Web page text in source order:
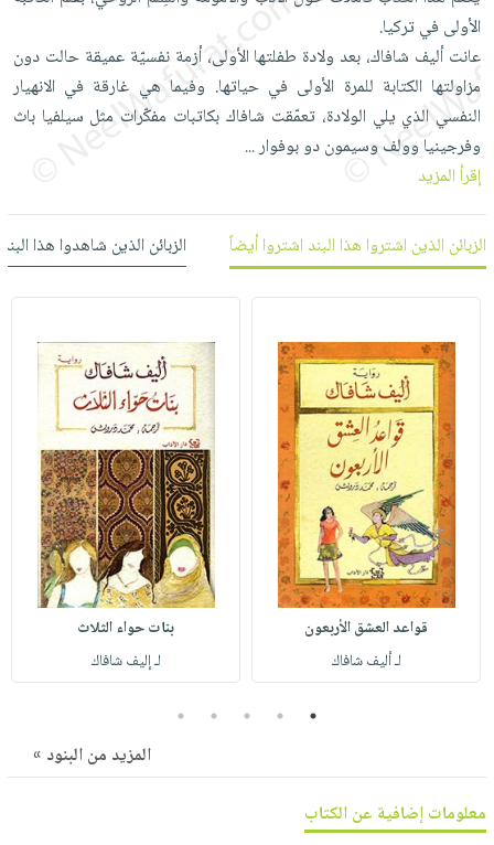
العناية
بالأسنان
الحمية
والتغذية
أدوات
المائدة
الأوعية
والتخزين
أدوات
المطبخ
الأكثر
مبيعاً
العودة
للمدارس
اكسسوارات
كتب
منزلية
اكسسوارات
ملابس
مطرزات
حقائب
حلي
عناية
بالذات
صابون
أطفال
مناسبات
شحن
مجاني
بنود
مختارة
اشتراكات
كل
صندوق
القراءة
iKitab
حدود
بحث
متقدم
وفرات
عن
الشركة
سياسة
الشركة
فيديوهات
أسئلة
يتكرر
طرحها
خدمات
تواصل
معنا
حسابك
لائحة
الأمنيات
عربة
التسوق
نشرة
الإصدارات
الأولى في تركيا.
عانت أليف شافاك، بعد ولادة طفلتها الأولى، أزمة نفسيّة عميقة حالت دون
مزاولتها الكتابة للمرة الأولى في حياتها. وفيما هي غارقة في الانهيار
النفسي الذي يلي الولادة، تعمّقت شافاك بكاتبات مفكّرات مثل سيلفيا باث
وفرجينيا وولف وسيمون دو بوفوار...
إقرأ المزيد
الزبائن الذين اشتروا هذا البند اشتروا أيضاً الزبائن الذين شاهدوا هذا
قواعد العشق الأربعون
لـ أليف شافاك
بنات حواء الثلاث
لـ إليف شافاك
1
2
3
4
5
المزيد من البنود »
معلومات إضافية عن الكتاب